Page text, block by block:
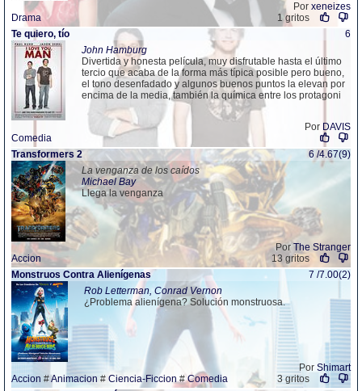
Por xeneizes
Drama
1 gritos
Te quiero, tío
6
John Hamburg
Divertida y honesta película, muy disfrutable hasta el último
tercio que acaba de la forma más típica posible pero bueno,
el tono desenfadado y algunos buenos puntos la elevan por
encima de la media, también la química entre los protagoni
Por DAVIS
Comedia
Transformers 2
6 /4.67(9)
La venganza de los caídos
Michael Bay
Llega la venganza
Por The Stranger
Accion
13 gritos
Monstruos Contra Alienígenas
7 /7.00(2)
Rob Letterman, Conrad Vernon
¿Problema alienígena? Solución monstruosa.
Por Shimart
Accion #Animacion # Ciencia-Ficcion#Comedia
3 gritos